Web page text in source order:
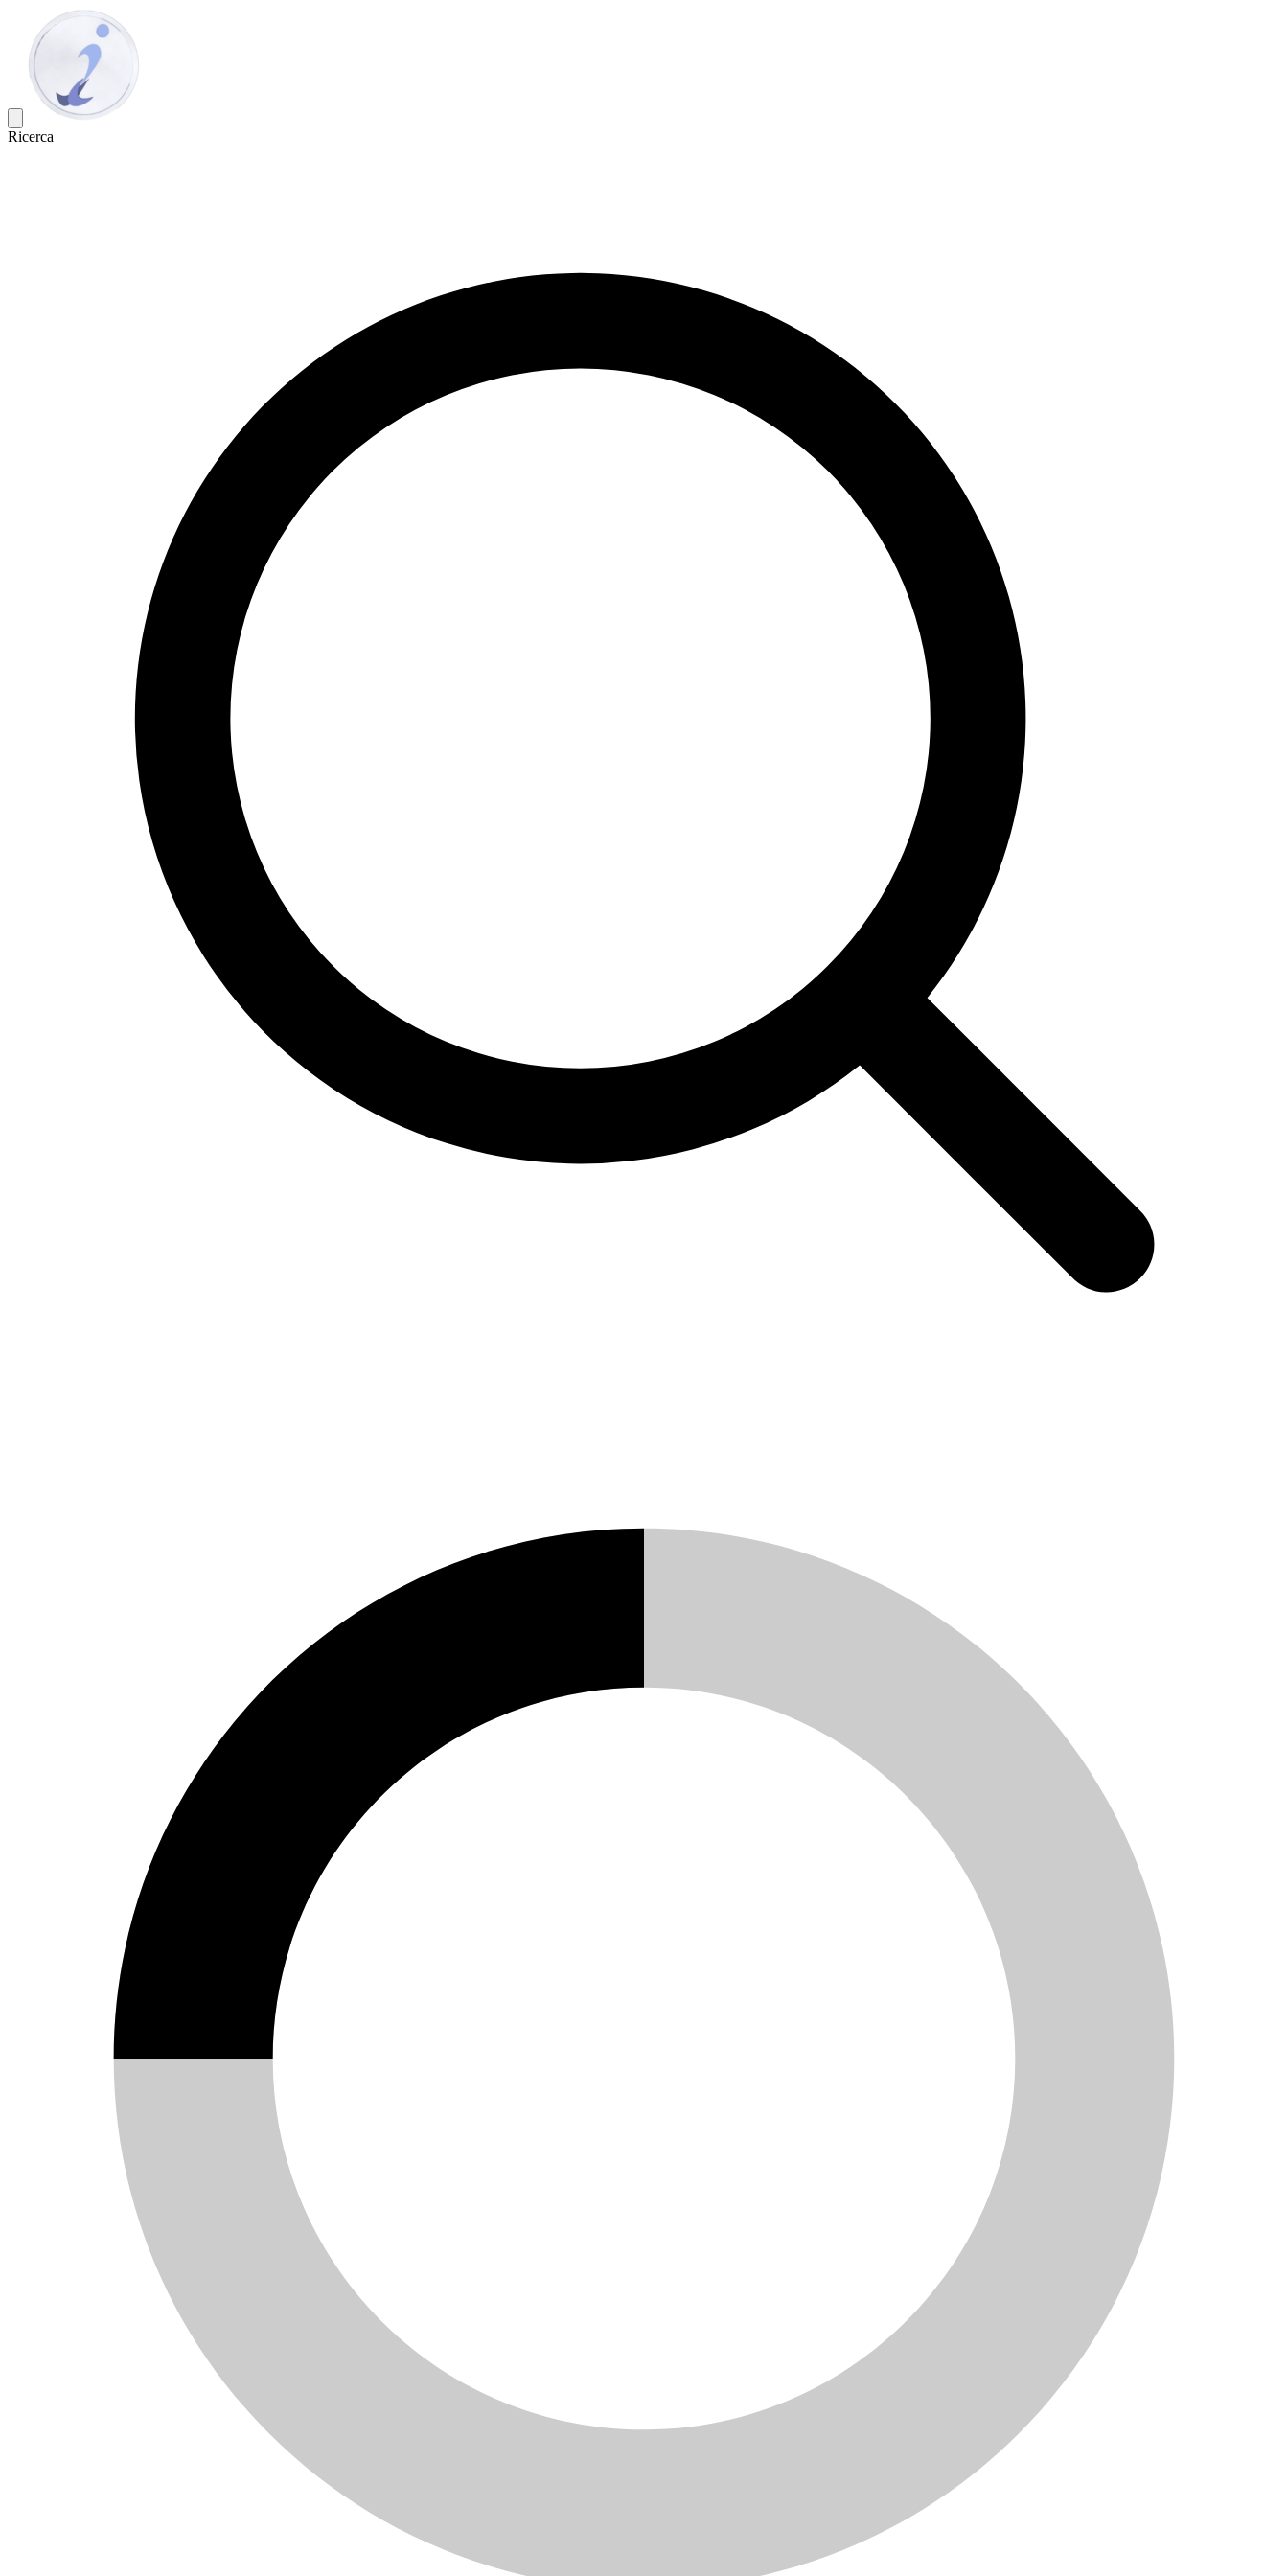
Ricerca